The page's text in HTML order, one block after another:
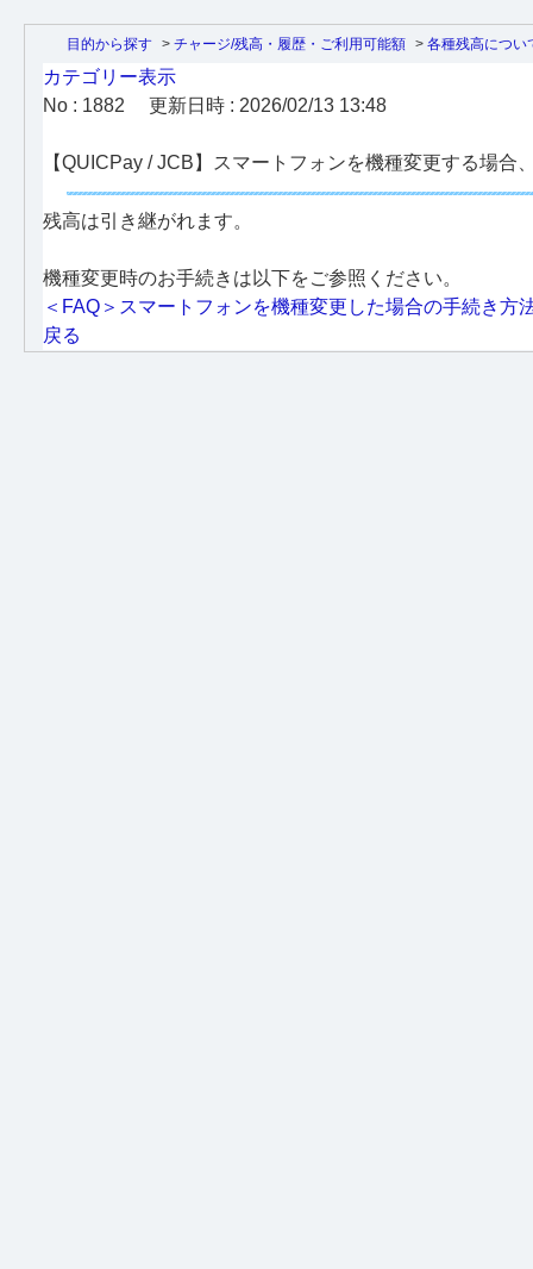
目的から探す > チャージ/残高・履歴・ご利用可能額 > 各種残高につい
カテゴリー表示
No : 1882
更新日時 : 2026/02/13 13:48
【QUICPay / JCB】スマートフォンを機種変更する場合
残高は引き継がれます。
機種変更時のお手続きは以下をご参照ください。
＜FAQ＞スマートフォンを機種変更した場合の手続き方
戻る